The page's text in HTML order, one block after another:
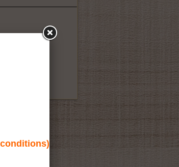
conditions)